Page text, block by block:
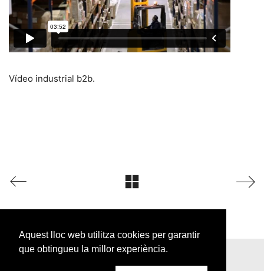
Vídeo industrial b2b.
Aquest lloc web utilitza cookies per garantir
que obtingueu la millor experiència.